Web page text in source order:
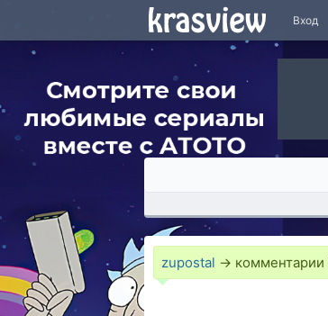
Вход
zupostal → комментарии